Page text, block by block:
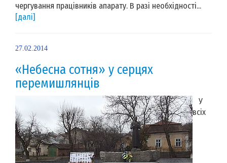
чергування працівників апарату. В разі необхідності...
[далі]
27.02.2014
«Небесна сотня» у серцях
перемишлянців
У
всіх